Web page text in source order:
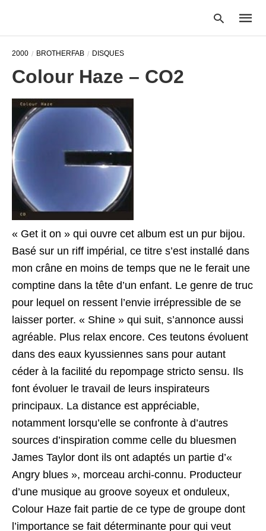
2000 BROTHERFAB DISQUES
Colour Haze – CO2
« Get it on » qui ouvre cet album est un pur bijou.
Basé sur un riff impérial, ce titre s’est installé dans
mon crâne en moins de temps que ne le ferait une
comptine dans la tête d’un enfant. Le genre de truc
pour lequel on ressent l’envie irrépressible de se
laisser porter. « Shine » qui suit, s’annonce aussi
agréable. Plus relax encore. Ces teutons évoluent
dans des eaux kyussiennes sans pour autant
céder à la facilité du repompage stricto sensu. Ils
font évoluer le travail de leurs inspirateurs
principaux. La distance est appréciable,
notamment lorsqu’elle se confronte à d’autres
sources d’inspiration comme celle du bluesmen
James Taylor dont ils ont adaptés un partie d’«
Angry blues », morceau archi-connu. Producteur
d’une musique au groove soyeux et onduleux,
Colour Haze fait partie de ce type de groupe dont
l’importance se fait déterminante pour qui veut